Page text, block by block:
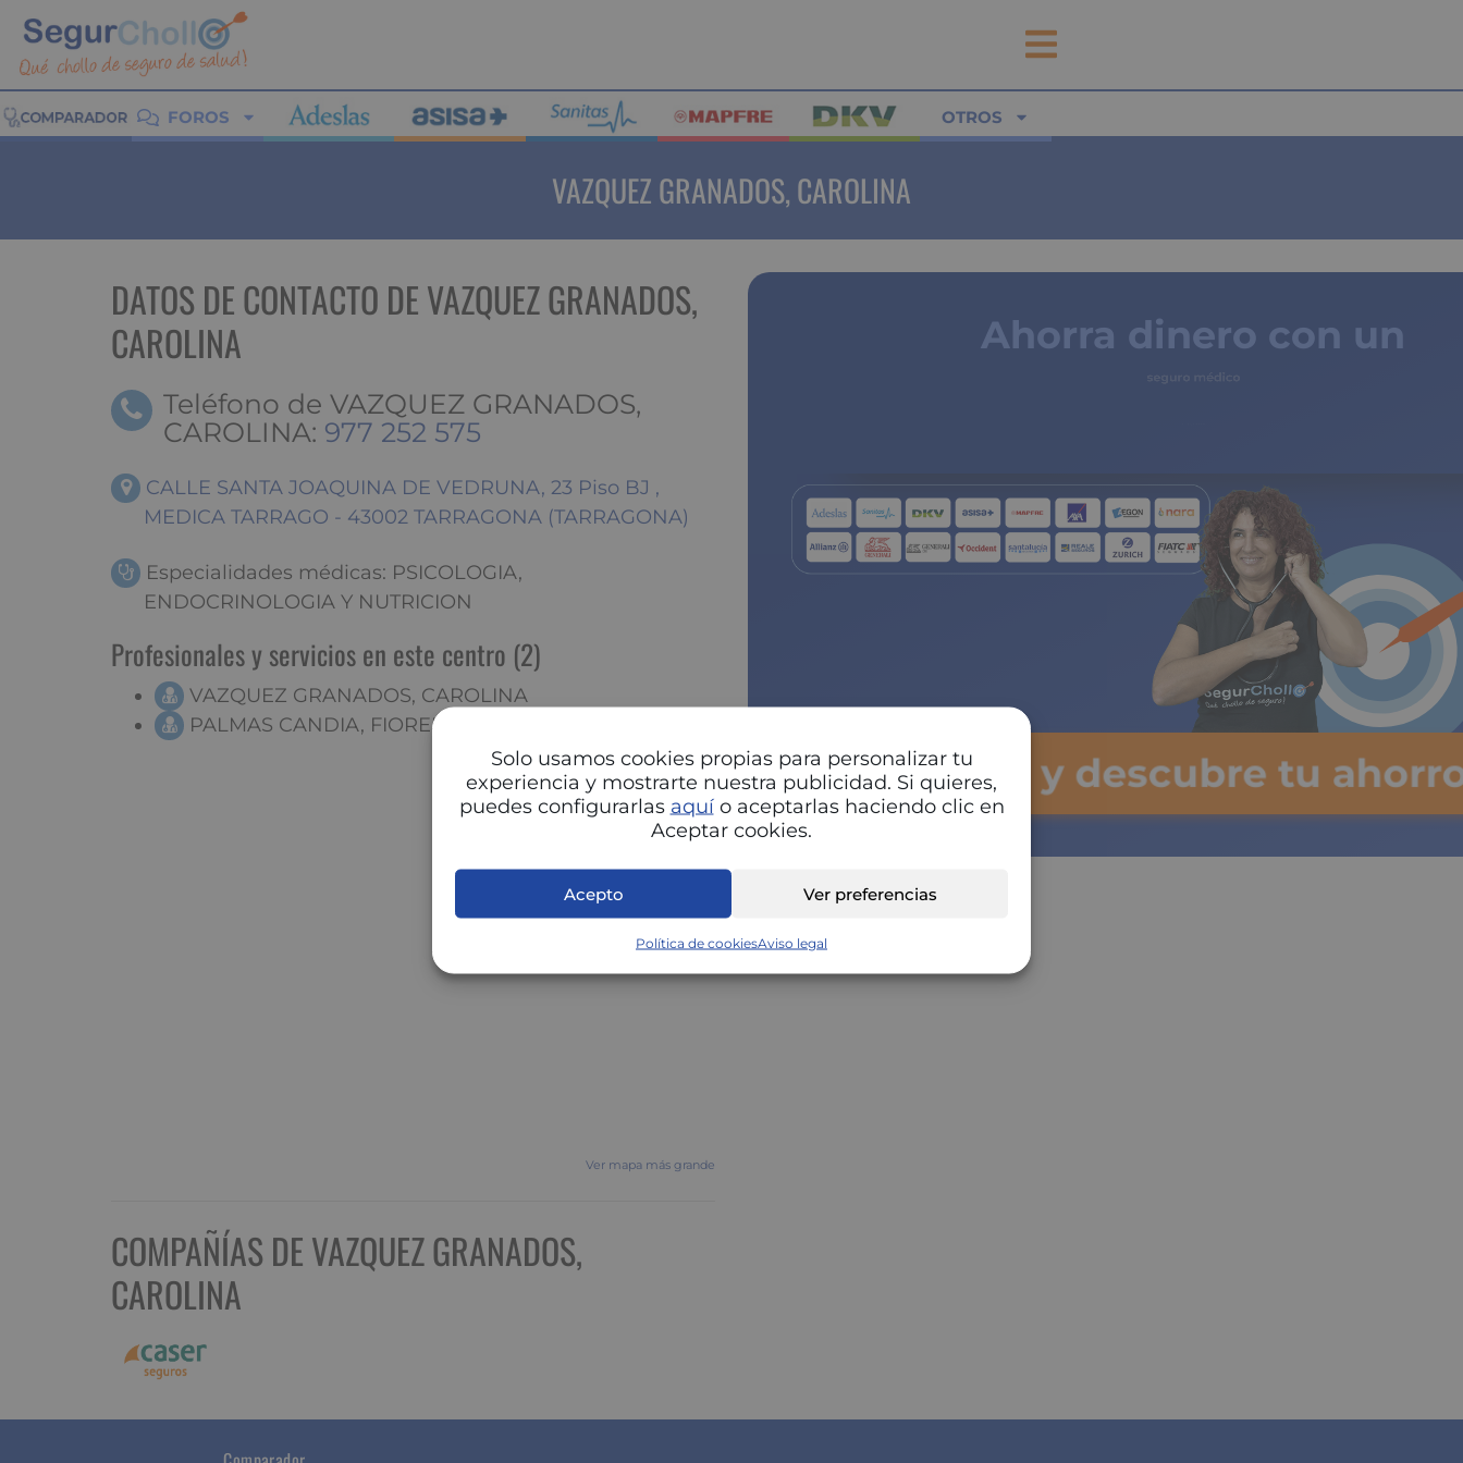
Solo usamos cookies propias para personalizar tu
experiencia y mostrarte nuestra publicidad. Si quieres,
puedes configurarlas aquío aceptarlas haciendo clic en
Aceptar cookies.
Acepto Ver preferencias
Política de cookiesAviso legal
FOROS OTROS
VAZQUEZ GRANADOS, CAROLINA
DATOS DE CONTACTO DE VAZQUEZ GRANADOS,
CAROLINA
Teléfono de VAZQUEZ GRANADOS,
CAROLINA: 977 252 575
CALLE SANTA JOAQUINA DE VEDRUNA, 23 Piso BJ ,
MEDICA TARRAGO - 43002 TARRAGONA (TARRAGONA)
Especialidades médicas: PSICOLOGIA,
ENDOCRINOLOGIA Y NUTRICION
Profesionales y servicios en este centro (2)
VAZQUEZ GRANADOS, CAROLINA
PALMAS CANDIA, FIORELLA
Ver mapa más grande
COMPAÑÍAS DE VAZQUEZ GRANADOS,
CAROLINA
Ahorra dinero con un
Pulsa y descubre tu ahorro